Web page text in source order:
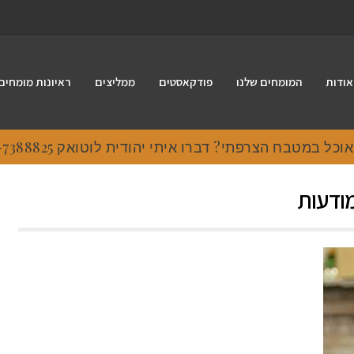
אודות המומחים שלנו פודקאסטים ממליצים ראיונות
במטבח הצרפתי? דברו איתי יהודית לוטואק 054-7388825.